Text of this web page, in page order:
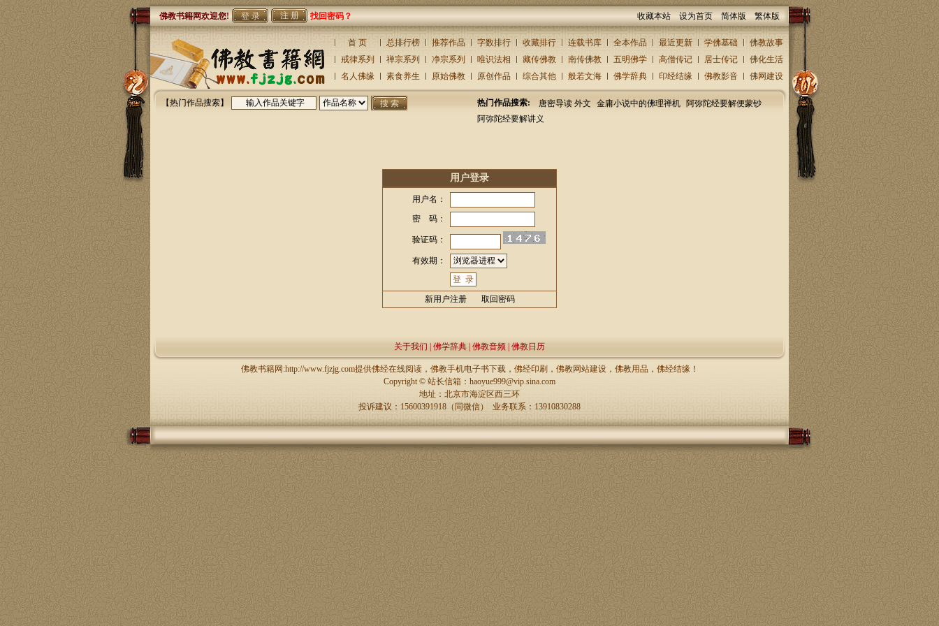
佛教书籍网欢迎您! 注 册 找回密码？ 收藏本站 设为首页 简体版 繁体版
首 页 总排行榜 推荐作品 字数排行 收藏排行 连载书库 全本作品 最近更新 学佛基础
佛教故事
戒律系列
禅宗系列 净宗系列 唯识法相 藏传佛教 南传佛教 五明佛学 高僧传记 居士传记
佛化生活
名人佛缘
素食养生 原始佛教 原创作品 综合其他 般若文海 佛学辞典 印经结缘 佛教影音 佛网建设
【热门作品搜索】 热门作品搜索: 唐密导读 外文 金庸小说中的佛理禅机
阿弥陀经要解便蒙钞
阿弥陀经要解讲义
用户登录
用户名：
密 码：
验证码：
有效期：
新用户注册 取回密码
关于我们 佛学辞典 佛教音频 佛教日历
佛教书籍网:http://www.fjzjg.com提供佛经在线阅读，佛教手机电子书下载，佛经印刷，佛教网站建设，佛教用品，佛经结缘！
Copyright © 站长信箱：haoyue999@vip.sina.com
地址：北京市海淀区西三环
投诉建议：15600391918（同微信） 业务联系：13910830288